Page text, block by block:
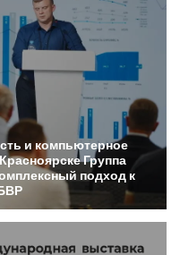
и компьютерное
КрасноярскеГруппа
подход к